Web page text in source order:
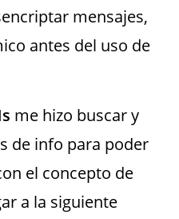
mensajes,
antes del uso de
me hizo buscar y
de info para poder
el concepto de
a la siguiente